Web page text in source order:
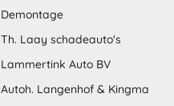
Demontage
Th. Laay schadeauto's
Lammertink Auto BV
Autoh. Langenhof & Kingma